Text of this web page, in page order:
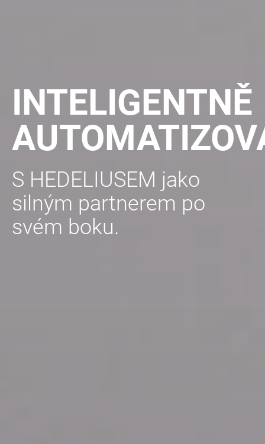
INTELIGENTNĚ
S HEDELIUSEM jako
silným partnerem po
svém boku.